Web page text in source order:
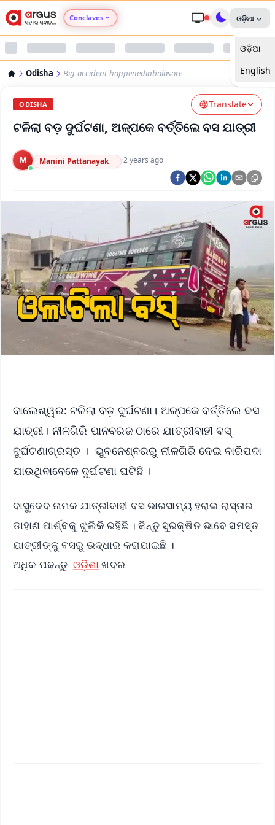
Conclaves
Argus Nari Shakti
Argus Swaad Odisha
Argus Chalo Dekhein Apna Desh
ଓଡ଼ିଆ
ଓଡ଼ିଆ
English
Odisha Big-accident-happenedinbalasore
ODISHA Translate
ଟଳିଲା ବଡ଼ ଦୁର୍ଘଟଣା, ଅଳ୍ପକେ ବର୍ତ୍ତିଲେ ବସ ଯାତ୍ରୀ
M Manini Pattanayak ·2 years ago
ବାଲେଶ୍ୱର: ଟଳିଲା ବଡ଼ ଦୁର୍ଘଟଣା। ଅଳ୍ପକେ ବର୍ତ୍ତିଲେ ବସ
ଯାତ୍ରୀ। ନୀଳଗିରି ପାନବରଜ ଠାରେ ଯାତ୍ରୀବାହୀ ବସ୍
ଦୁର୍ଘଟଣାଗ୍ରସ୍ତ । ଭୁବନେଶ୍ବରରୁ ନୀଳଗିରି ଦେଇ ବାରିପଦା
ଯାଉଥିବାବେଳେ ଦୁର୍ଘଟଣା ଘଟିଛି ।
ବାସୁଦେବ ନାମକ ଯାତ୍ରୀବାହୀ ବସ ଭାରସାମ୍ୟ ହରାଇ ରାସ୍ତାର
ଡାହାଣ ପାର୍ଶ୍ବକୁ ଝୁଲିକି ରହିଛି । କିନ୍ତୁ ସୁରକ୍ଷିତ ଭାବେ ସମସ୍ତ
ଯାତ୍ରୀଙ୍କୁ ବସରୁ ଉଦ୍ଧାର କରାଯାଇଛି ।
ଅଧିକ ପଢନ୍ତୁ ଓଡ଼ିଶା ଖବର